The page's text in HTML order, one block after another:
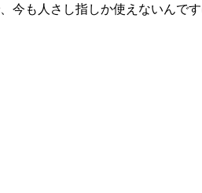
も人さし指しか使えないんです